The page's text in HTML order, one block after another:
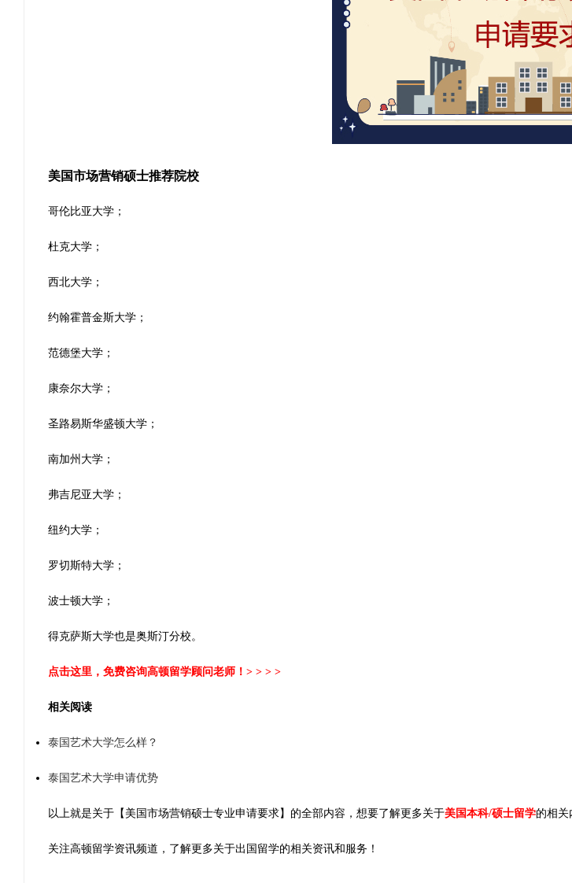
美国市场营销硕士推荐院校
哥伦比亚大学；
杜克大学；
西北大学；
约翰霍普金斯大学；
范德堡大学；
康奈尔大学；
圣路易斯华盛顿大学；
南加州大学；
弗吉尼亚大学；
纽约大学；
罗切斯特大学；
波士顿大学；
得克萨斯大学也是奥斯汀分校。
点击这里 ，免费咨询高顿留学顾问老师！> > > >
相关阅读
泰国艺术大学怎么样？
泰国艺术大学申请优势
以上就是关于【美国市场营销硕士专业申请要求】的全部内容，想要了解更多关于美国本科/硕士留学的相关
关注高顿留学资讯频道，了解更多关于出国留学的相关资讯和服务！